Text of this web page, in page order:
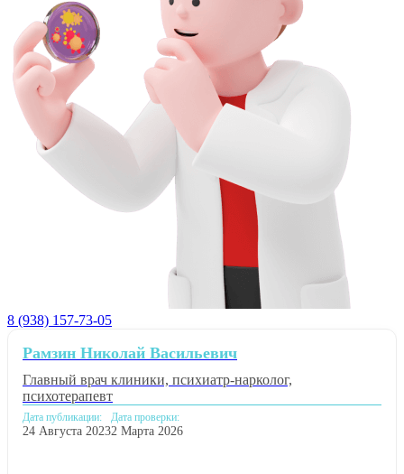
8 (938) 157-73-05
Рамзин Николай Васильевич
Главный врач клиники, психиатр-нарколог,
психотерапевт
Дата публикации:
24 Августа 2023
Дата проверки:
2 Марта 2026